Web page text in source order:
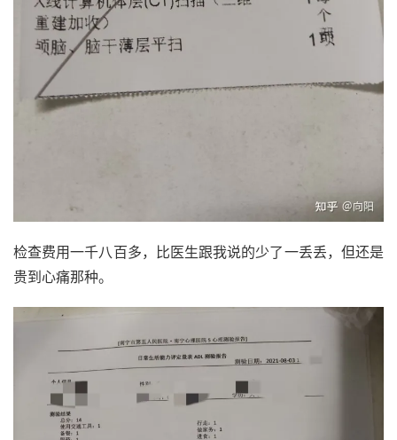
检查费用一千八百多，比医生跟我说的少了一丢丢，但还是
贵到心痛那种。